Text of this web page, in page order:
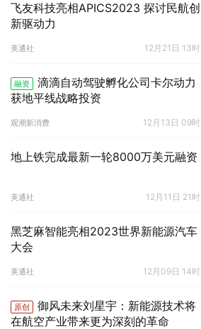
飞友科技亮相APICS2023 探讨民航创
新驱动力
美通社 12月21日 13时
融资
滴滴自动驾驶孵化公司卡尔动力
获地平线战略投资
观潮新消费 12月13日 09时
地上铁完成最新一轮8000万美元融资
美通社 12月11日 21时
黑芝麻智能亮相2023世界新能源汽车
大会
美通社 12月09日 14时
原创
御风未来刘星宇：新能源技术将
在航空产业带来更为深刻的革命